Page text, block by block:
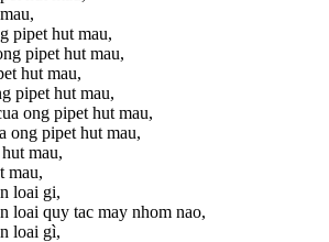
pipet hut mau,
pipet hut mau,
hut mau,
pipet hut mau,
ong pipet hut mau,
ong pipet hut mau,
mau,
mau,
loai gi,
loai quy tac may nhom nao,
loai gì,